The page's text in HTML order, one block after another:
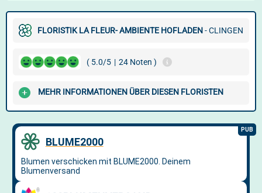
FLORISTIK LA FLEUR- AMBIENTE HOFLADEN- CLINGEN
( 5.0/5 | 24 Noten )
MEHR INFORMATIONEN ÜBER DIESEN FLORISTEN